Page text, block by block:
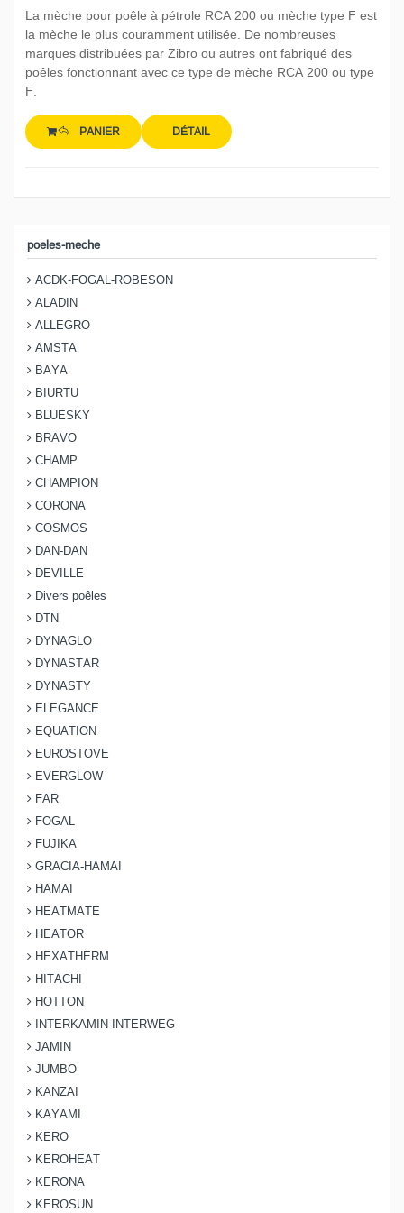
La mèche pour poêle à pétrole RCA 200 ou mèche type F est
la mèche le plus couramment utilisée. De nombreuses
marques distribuées par Zibro ou autres ont fabriqué des
poêles fonctionnant avec ce type de mèche RCA 200 ou type
F.
PANIER DÉTAIL
poeles-meche
ACDK-FOGAL-ROBESON
ALADIN
ALLEGRO
AMSTA
BAYA
BIURTU
BLUESKY
BRAVO
CHAMP
CHAMPION
CORONA
COSMOS
DAN-DAN
DEVILLE
Divers poêles
DTN
DYNAGLO
DYNASTAR
DYNASTY
ELEGANCE
EQUATION
EUROSTOVE
EVERGLOW
FAR
FOGAL
FUJIKA
GRACIA-HAMAI
HAMAI
HEATMATE
HEATOR
HEXATHERM
HITACHI
HOTTON
INTERKAMIN-INTERWEG
JAMIN
JUMBO
KANZAI
KAYAMI
KERO
KEROHEAT
KERONA
KEROSUN